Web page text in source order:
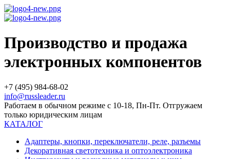
Производство и продажа
электронных компонентов
+7 (495) 984-68-02
info@russleader.ru
Работаем в обычном режиме с 10-18, Пн-Пт. Отгружаем
только юридическим лицам
КАТАЛОГ
Адаптеры, кнопки, переключатели, реле, разъемы
Декоративная светотехника и оптоэлектроника